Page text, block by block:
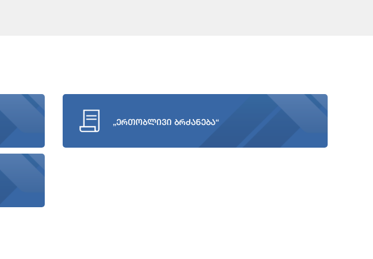
„ერთობლივი ბრძანება“